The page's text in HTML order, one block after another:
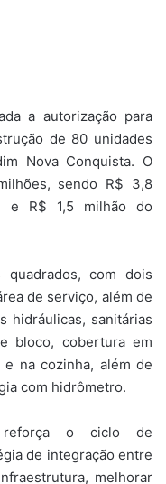
a autorização para
de 80 unidades
Nova Conquista. O
sendo R$ 3,8
e R$ 1,5 milhão do
com dois
de serviço, além de
hidráulicas, sanitárias
bloco, cobertura em
na cozinha, além de
com hidrômetro.
reforça o ciclo de
de integração entre
melhorar